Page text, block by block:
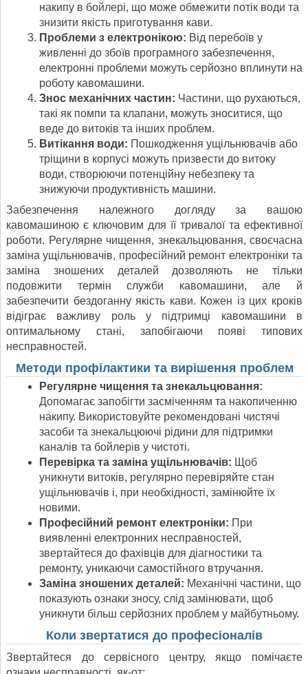
накипу в бойлері, що може обмежити потік води та
знизити якість приготування кави.
Проблеми з електронікою: Від перебоїв у
живленні до збоїв програмного забезпечення,
електронні проблеми можуть серйозно вплинути на
роботу кавомашини.
Знос механічних частин: Частини, що рухаються,
такі як помпи та клапани, можуть зноситися, що
веде до витоків та інших проблем.
Витікання води: Пошкодження ущільнювачів або
тріщини в корпусі можуть призвести до витоку
води, створюючи потенційну небезпеку та
знижуючи продуктивність машини.
Забезпечення належного догляду за вашою
кавомашиною є ключовим для її тривалої та ефективної
роботи. Регулярне чищення, знекальцювання, своєчасна
заміна ущільнювачів, професійний ремонт електроніки та
заміна зношених деталей дозволяють не тільки
подовжити термін служби кавомашини, але й
забезпечити бездоганну якість кави. Кожен із цих кроків
відіграє важливу роль у підтримці кавомашини в
оптимальному стані, запобігаючи появі типових
несправностей.
Методи профілактики та вирішення проблем
Регулярне чищення та знекальцювання:
Допомагає запобігти засміченням та накопиченню
накипу. Використовуйте рекомендовані чистячі
засоби та знекальцюючі рідини для підтримки
каналів та бойлерів у чистоті.
Перевірка та заміна ущільнювачів: Щоб
уникнути витоків, регулярно перевіряйте стан
ущільнювачів і, при необхідності, замінюйте їх
новими.
Професійний ремонт електроніки: При
виявленні електронних несправностей,
звертайтеся до фахівців для діагностики та
ремонту, уникаючи самостійного втручання.
Заміна зношених деталей: Механічні частини, що
показують ознаки зносу, слід замінювати, щоб
уникнути більш серйозних проблем у майбутньому.
Коли звертатися до професіоналів
Звертайтеся до сервісного центру, якщо помічаєте